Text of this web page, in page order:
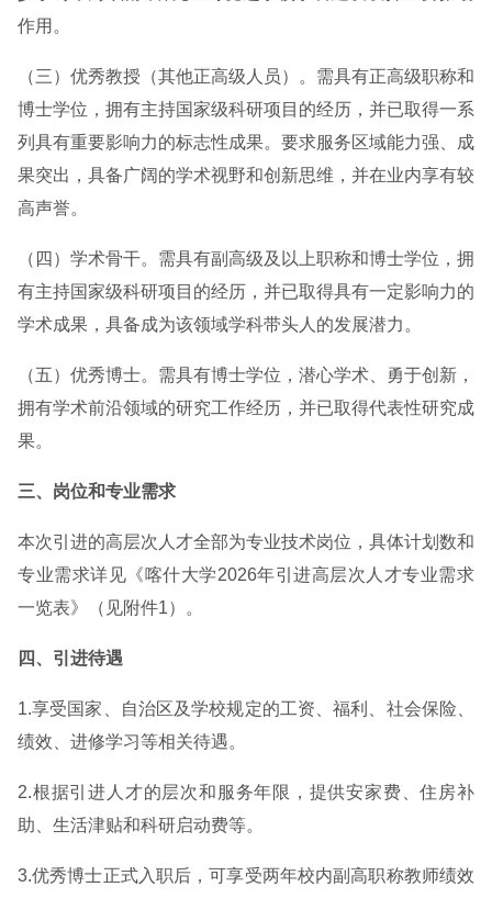
作用。
（三）优秀教授（其他正高级人员）。需具有正高级职称和
博士学位，拥有主持国家级科研项目的经历，并已取得一系
列具有重要影响力的标志性成果。要求服务区域能力强、成
果突出，具备广阔的学术视野和创新思维，并在业内享有较
高声誉。
（四）学术骨干。需具有副高级及以上职称和博士学位，拥
有主持国家级科研项目的经历，并已取得具有一定影响力的
学术成果，具备成为该领域学科带头人的发展潜力。
（五）优秀博士。需具有博士学位，潜心学术、勇于创新，
拥有学术前沿领域的研究工作经历，并已取得代表性研究成
果。
三、岗位和专业需求
本次引进的高层次人才全部为专业技术岗位，具体计划数和
专业需求详见《喀什大学2026年引进高层次人才专业需求
一览表》（见附件1）。
四、引进待遇
1.享受国家、自治区及学校规定的工资、福利、社会保险、
绩效、进修学习等相关待遇。
2.根据引进人才的层次和服务年限，提供安家费、住房补
助、生活津贴和科研启动费等。
3.优秀博士正式入职后，可享受两年校内副高职称教师绩效